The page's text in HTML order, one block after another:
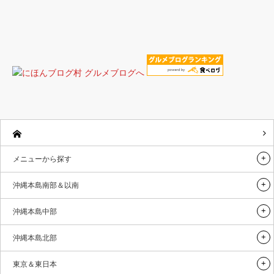
メニューから探す
沖縄本島南部＆以南
沖縄本島中部
沖縄本島北部
東京＆東日本